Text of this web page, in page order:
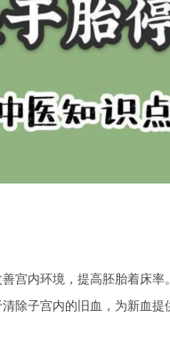
宫内环境，提高胚胎着床
除子宫内的旧血，为新血提